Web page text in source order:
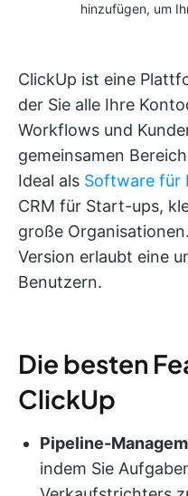
hinzufügen, um
ClickUp ist eine
der Sie alle Ihre
Workflows und
gemeinsamen
Ideal als Software für
CRM für Start-ups,
große
Version erlaubt eine
Benutzern.
Die besten
ClickUp
Pipeline-
indem Sie